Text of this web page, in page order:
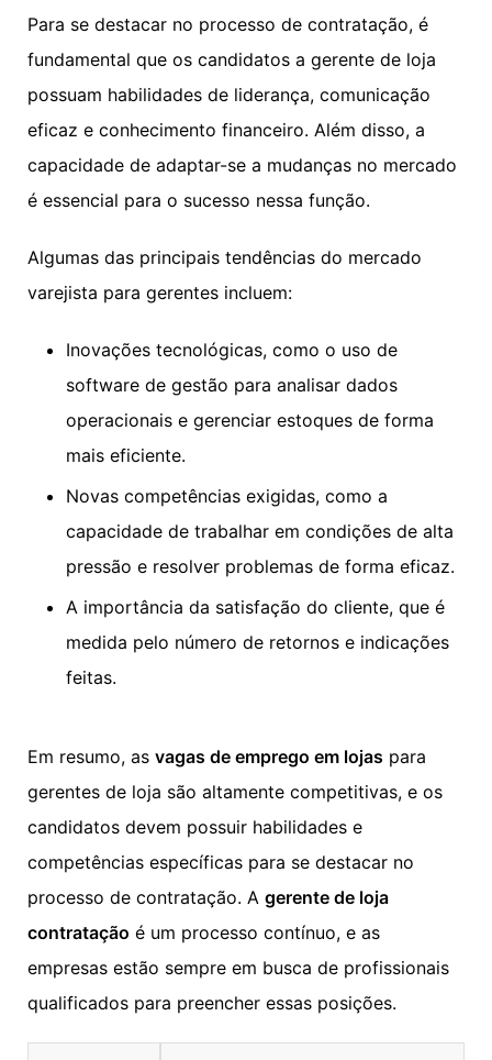
Para se destacar no processo de contratação, é
fundamental que os candidatos a gerente de loja
possuam habilidades de liderança, comunicação
eficaz e conhecimento financeiro. Além disso, a
capacidade de adaptar-se a mudanças no mercado
é essencial para o sucesso nessa função.
Algumas das principais tendências do mercado
varejista para gerentes incluem:
Inovações tecnológicas, como o uso de
software de gestão para analisar dados
operacionais e gerenciar estoques de forma
mais eficiente.
Novas competências exigidas, como a
capacidade de trabalhar em condições de alta
pressão e resolver problemas de forma eficaz.
A importância da satisfação do cliente, que é
medida pelo número de retornos e indicações
feitas.
Em resumo, as vagas de emprego em lojas para
gerentes de loja são altamente competitivas, e os
candidatos devem possuir habilidades e
competências específicas para se destacar no
processo de contratação. A gerente de loja
contratação é um processo contínuo, e as
empresas estão sempre em busca de profissionais
qualificados para preencher essas posições.